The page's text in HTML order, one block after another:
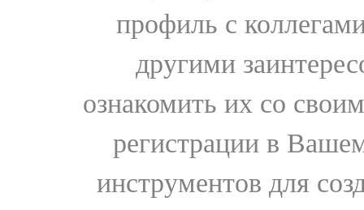
профиль с
другими
ознакомить их со
регистрации в
инструментов для